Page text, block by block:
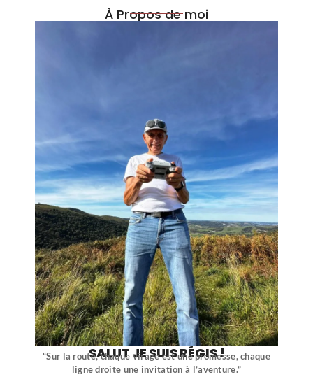
À Propos de moi
SALUT JE SUIS RÉGIS !
“Sur la route, chaque virage est une promesse, chaque
ligne droite une invitation à l’aventure.”